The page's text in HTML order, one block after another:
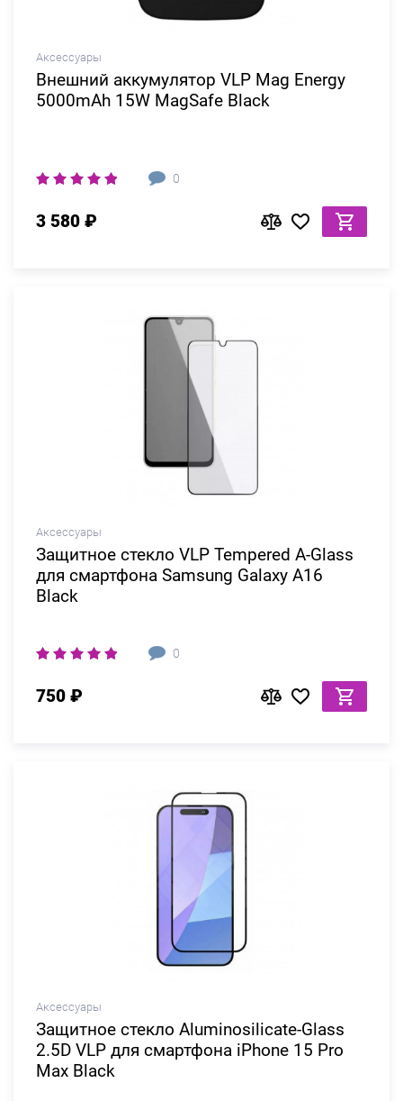
Аксессуары
Внешний аккумулятор VLP Mag Energy
5000mAh 15W MagSafe Black
0
3 580 ₽
Аксессуары
Защитное стекло VLP Tempered A-Glass
для смартфона Samsung Galaxy A16
Black
0
750 ₽
Аксессуары
Защитное стекло Aluminosilicate-Glass
2.5D VLP для смартфона iPhone 15 Pro
Max Black